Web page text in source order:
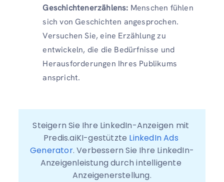
Geschichtenerzählens: Menschen fühlen
sich von Geschichten angesprochen.
Versuchen Sie, eine Erzählung zu
entwickeln, die die Bedürfnisse und
Herausforderungen Ihres Publikums
anspricht.
Steigern Sie Ihre LinkedIn-Anzeigen mit
Predis.aiKI-gestützte LinkedIn Ads
Generator. Verbessern Sie Ihre LinkedIn-
Anzeigenleistung durch intelligente
Anzeigenerstellung.